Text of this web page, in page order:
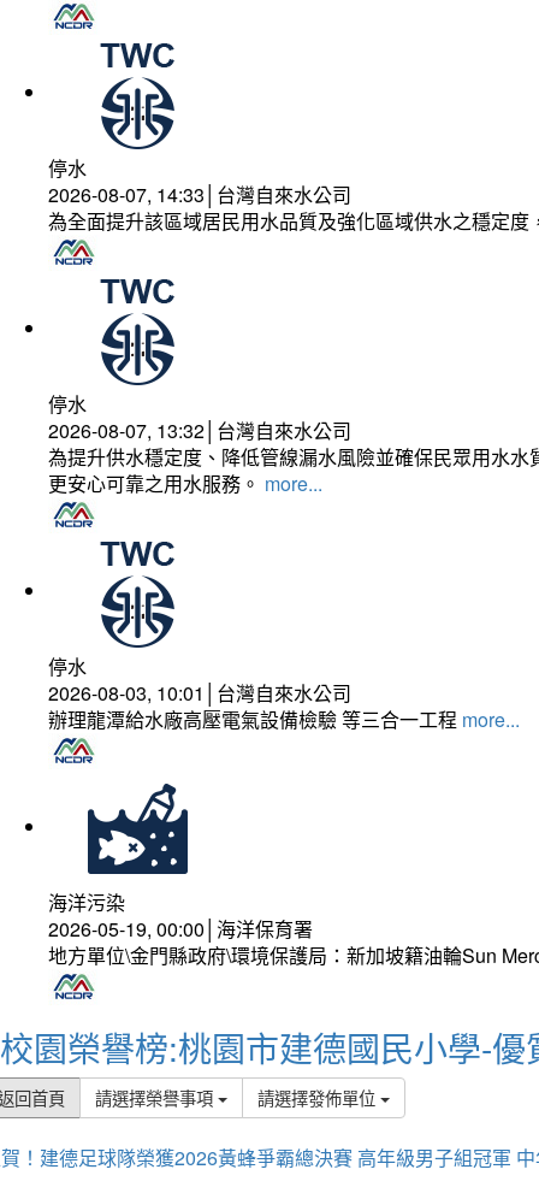
停水
2026-08-07, 14:33│台灣自來水公司
為全面提升該區域居民用水品質及強化區域供水之穩定
停水
2026-08-07, 13:32│台灣自來水公司
為提升供水穩定度、降低管線漏水風險並確保民眾用水
更安心可靠之用水服務。 more...
停水
2026-08-03, 10:01│台灣自來水公司
辦理龍潭給水廠高壓電氣設備檢驗 等三合一工程 more...
海洋污染
2026-05-19, 00:00│海洋保育署
地方單位\金門縣政府\環境保護局：新加坡籍油輪Sun
校園榮譽榜:桃園市建德國民小學-優
回首頁 請選擇榮譽事項 請選擇發佈單位
！建德足球隊榮獲2026黃蜂爭霸總決賽 高年級男子組冠軍